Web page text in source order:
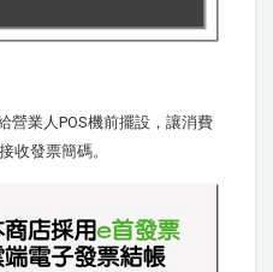
營業人POS機前擺設，讓消費
收發票簡碼。